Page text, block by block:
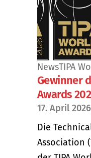
NewsTIPA
Gewinner
Awards
17. April 2026
Die
Association